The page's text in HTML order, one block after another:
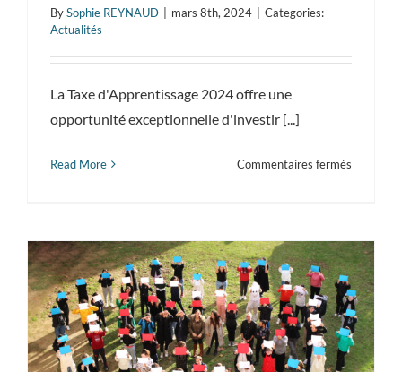
BySophie REYNAUD mars 8th, 2024
Categories:
Actualités
La Taxe d'Apprentissage 2024 offre une
opportunité exceptionnelle d'investir [...]
Read More Commentaires fermés
avec
la
Taxe
au